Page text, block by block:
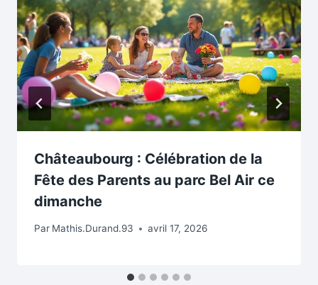
Châteaubourg : Célébration de la
Fête des Parents au parc Bel Air ce
dimanche
Par Mathis.Durand.93 avril 17, 2026